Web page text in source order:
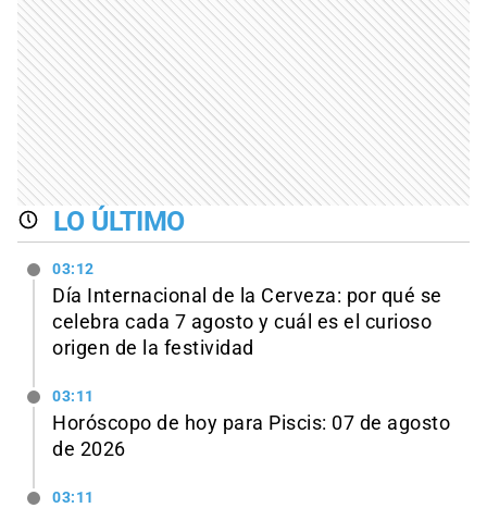
LO ÚLTIMO
03:12
Día Internacional de la Cerveza: por qué se
celebra cada 7 agosto y cuál es el curioso
origen de la festividad
03:11
Horóscopo de hoy para Piscis: 07 de agosto
de 2026
03:11